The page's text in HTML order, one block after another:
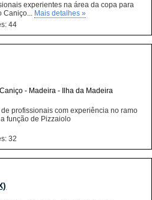
experientes na área da copa para
Caniço... Mais detalhes »
44
- Madeira - Ilha da Madeira
profissionais com experiência no ramo
função de Pizzaiolo
32